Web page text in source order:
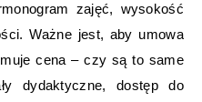
zajęć, wysokość
Ważne jest, aby umowa
cena – czy są to same
dydaktyczne, dostęp do